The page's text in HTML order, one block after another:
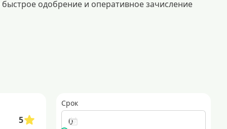
одобрение и оперативное зачисление
ипотеки для возведения собственного дома
кредит за 5 минут
Срок
5